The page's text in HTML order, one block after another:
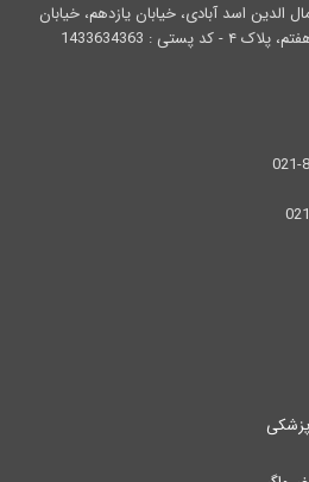
الدین اسد آبادی، خیابان یازدهم، خیابان
: 1433634363